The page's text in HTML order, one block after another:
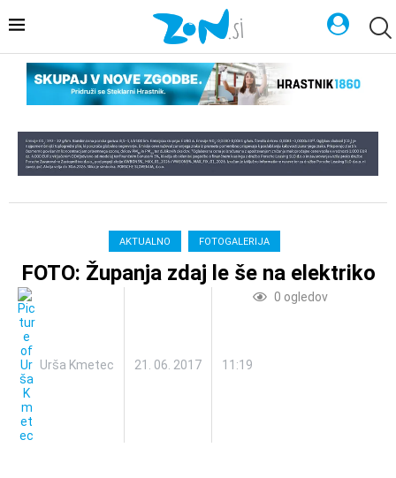
AKTUALNO FOTOGALERIJA
FOTO: Županja zdaj le še na elektriko
Urša Kmetec 21. 06. 2017 11:19
0 ogledov